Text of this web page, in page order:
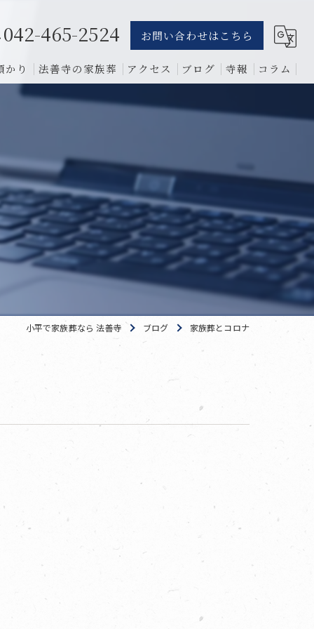
042-465-2524 お問い合わせはこちら
かり 法善寺の家族葬
費用
1日葬
相談
アクセス ブログ 寺報 コラム
小平で家族葬なら 法善寺 ブログ 家族葬とコロナ